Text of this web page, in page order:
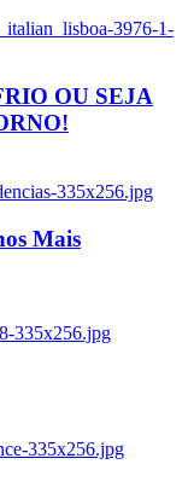
3976-1-
OU SEJA
335x256.jpg
Mais
335x256.jpg
335x256.jpg